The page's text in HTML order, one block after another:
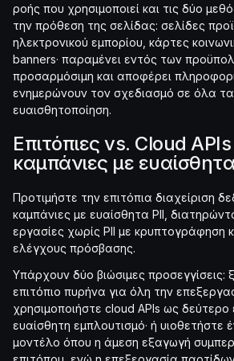
ροής που χρησιμοποιεί και τις δύο
την πρόθεση της σελίδας: σελίδες
ηλεκτρονικού εμπορίου, κάρτες
banners· παραμένει εντός των
προσαρμόσιμη και αποφέρει
ενημερώνουν τον σχεδιασμό σε όλα
ευαισθητοποίηση.
Επιτόπιες vs. Cloud APIs
καμπάνιες με
Προτιμήστε την επιτόπια διαχείριση
καμπάνιες με ευαίσθητα PII,
εργασίες χωρίς PII με κρυπτογράφηση
ελέγχους πρόσβασης.
Υπάρχουν δύο βιώσιμες προσεγγίσεις:
επιτόπιο πυρήνα για όλη την
χρησιμοποιήστε cloud APIs ως δεύτερο
ευαίσθητη εμπλουτισμό· ή υιοθετήστε
μοντέλο όπου η άμεση εξαγωγή